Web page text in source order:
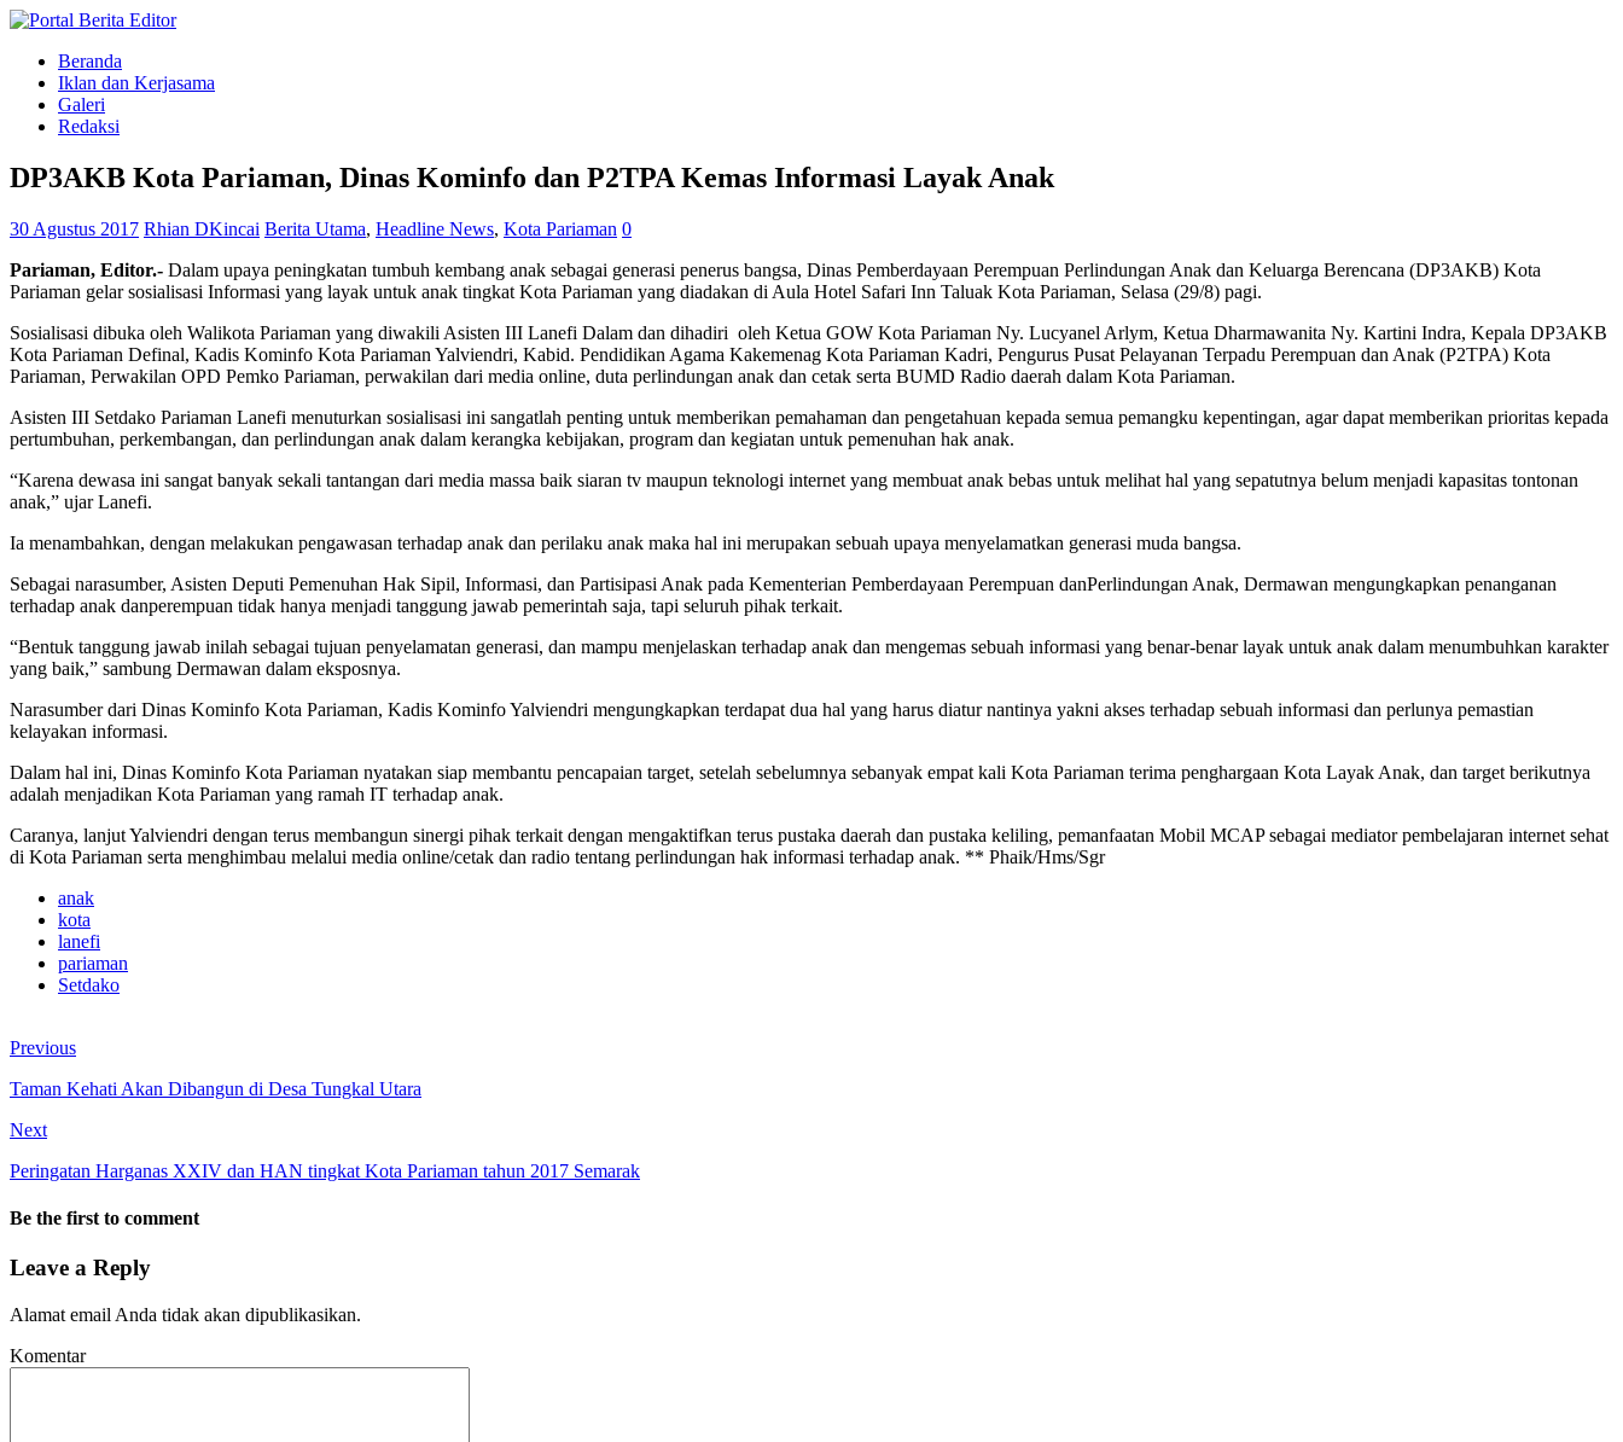
Beranda
Iklan dan Kerjasama
Galeri
Redaksi
DP3AKB Kota Pariaman, Dinas Kominfo dan P2TPA Kemas Informasi Layak Anak
30 Agustus 2017 Rhian DKincai Berita Utama, Headline News, Kota Pariaman 0
Pariaman, Editor.- Dalam upaya peningkatan tumbuh kembang anak sebagai generasi penerus bangsa, Dinas Pemberdayaan Perempuan Perlindungan Anak dan Keluarga Berencana (DP3AKB) Kota
Pariaman gelar sosialisasi Informasi yang layak untuk anak tingkat Kota Pariaman yang diadakan di Aula Hotel Safari Inn Taluak Kota Pariaman, Selasa (29/8) pagi.
Sosialisasi dibuka oleh Walikota Pariaman yang diwakili Asisten III Lanefi Dalam dan dihadiri oleh Ketua GOW Kota Pariaman Ny. Lucyanel Arlym, Ketua Dharmawanita Ny. Kartini Indra, Kepala DP3AKB
Kota Pariaman Definal, Kadis Kominfo Kota Pariaman Yalviendri, Kabid. Pendidikan Agama Kakemenag Kota Pariaman Kadri, Pengurus Pusat Pelayanan Terpadu Perempuan dan Anak (P2TPA) Kota
Pariaman, Perwakilan OPD Pemko Pariaman, perwakilan dari media online, duta perlindungan anak dan cetak serta BUMD Radio daerah dalam Kota Pariaman.
Asisten III Setdako Pariaman Lanefi menuturkan sosialisasi ini sangatlah penting untuk memberikan pemahaman dan pengetahuan kepada semua pemangku kepentingan, agar dapat memberikan prioritas kepada
pertumbuhan, perkembangan, dan perlindungan anak dalam kerangka kebijakan, program dan kegiatan untuk pemenuhan hak anak.
“Karena dewasa ini sangat banyak sekali tantangan dari media massa baik siaran tv maupun teknologi internet yang membuat anak bebas untuk melihat hal yang sepatutnya belum menjadi kapasitas tontonan
anak,” ujar Lanefi.
Ia menambahkan, dengan melakukan pengawasan terhadap anak dan perilaku anak maka hal ini merupakan sebuah upaya menyelamatkan generasi muda bangsa.
Sebagai narasumber, Asisten Deputi Pemenuhan Hak Sipil, Informasi, dan Partisipasi Anak pada Kementerian Pemberdayaan Perempuan danPerlindungan Anak, Dermawan mengungkapkan penanganan
terhadap anak danperempuan tidak hanya menjadi tanggung jawab pemerintah saja, tapi seluruh pihak terkait.
“Bentuk tanggung jawab inilah sebagai tujuan penyelamatan generasi, dan mampu menjelaskan terhadap anak dan mengemas sebuah informasi yang benar-benar layak untuk anak dalam menumbuhkan karakter
yang baik,” sambung Dermawan dalam eksposnya.
Narasumber dari Dinas Kominfo Kota Pariaman, Kadis Kominfo Yalviendri mengungkapkan terdapat dua hal yang harus diatur nantinya yakni akses terhadap sebuah informasi dan perlunya pemastian
kelayakan informasi.
Dalam hal ini, Dinas Kominfo Kota Pariaman nyatakan siap membantu pencapaian target, setelah sebelumnya sebanyak empat kali Kota Pariaman terima penghargaan Kota Layak Anak, dan target berikutnya
adalah menjadikan Kota Pariaman yang ramah IT terhadap anak.
Caranya, lanjut Yalviendri dengan terus membangun sinergi pihak terkait dengan mengaktifkan terus pustaka daerah dan pustaka keliling, pemanfaatan Mobil MCAP sebagai mediator pembelajaran internet sehat
di Kota Pariaman serta menghimbau melalui media online/cetak dan radio tentang perlindungan hak informasi terhadap anak. ** Phaik/Hms/Sgr
anak
kota
lanefi
pariaman
Setdako
Previous
Taman Kehati Akan Dibangun di Desa Tungkal Utara
Next
Peringatan Harganas XXIV dan HAN tingkat Kota Pariaman tahun 2017 Semarak
Be the first to comment
Leave a Reply
Alamat email Anda tidak akan dipublikasikan.
Komentar